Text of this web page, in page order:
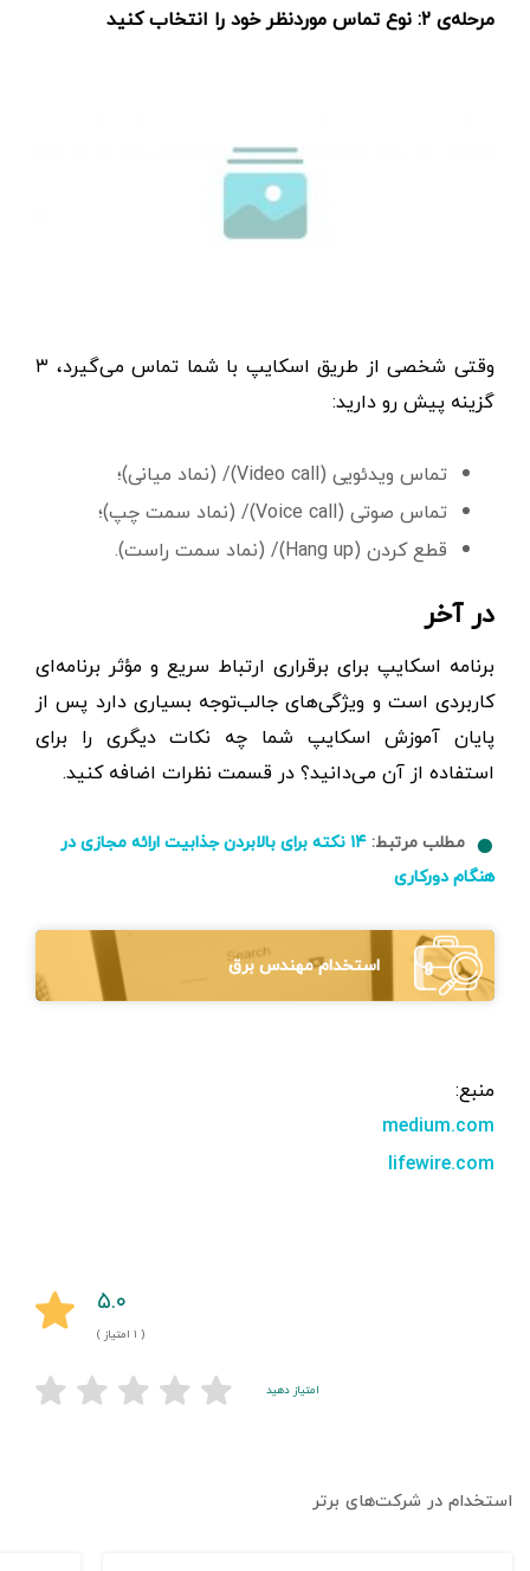
مرحله‌ی ۲: نوع تماس موردنظر خود را انتخاب کنید
وقتی شخصی از طریق اسکایپ با شما تماس می‌گیرد، ۳
گزینه پیش رو دارید:
تماس ویدئویی (Video call)/ (نماد میانی)؛
تماس صوتی (Voice call)/ (نماد سمت چپ)؛
قطع کردن (Hang up)/ (نماد سمت راست).
در آخر
برنامه اسکایپ برای برقراری ارتباط سریع و مؤثر برنامه‌ای
کاربردی است و ویژگی‌های جالب‌توجه بسیاری دارد پس از
پایان آموزش اسکایپ شما چه نکات دیگری را برای
استفاده از آن می‌دانید؟ در قسمت نظرات اضافه کنید.
مطلب مرتبط:
۱۴ نکته برای بالابردن جذابیت ارائه مجازی در
هنگام دورکاری
استخدام مهندس برق
منبع:
medium.com
lifewire.com
۵.۰
( ۱ امتیاز )
امتیاز دهید
استخدام در شرکت‌های برتر